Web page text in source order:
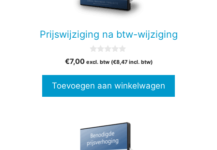
Prijswijziging na btw-wijziging
v
5
€7,00 excl. btw (€8,47incl. btw)
Toevoegen aan winkelwagen